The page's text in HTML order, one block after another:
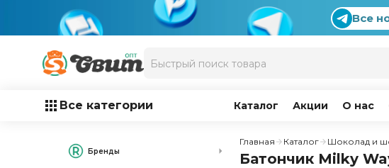
Все
Все категории Каталог Акции О нас
Бренды
Главная Каталог Шоколад и
Батончик Milky